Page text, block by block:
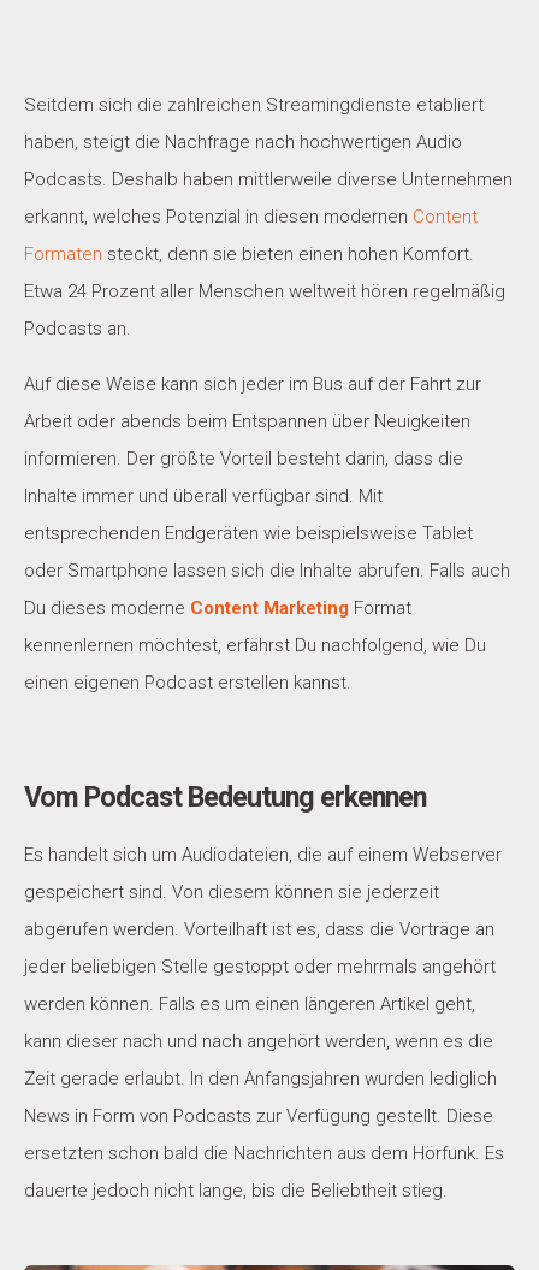
Seitdem sich die zahlreichen Streamingdienste etabliert
haben, steigt die Nachfrage nach hochwertigen Audio
Podcasts. Deshalb haben mittlerweile diverse Unternehmen
erkannt, welches Potenzial in diesen modernen Content
Formaten steckt, denn sie bieten einen hohen Komfort.
Etwa 24 Prozent aller Menschen weltweit hören regelmäßig
Podcasts an.
Auf diese Weise kann sich jeder im Bus auf der Fahrt zur
Arbeit oder abends beim Entspannen über Neuigkeiten
informieren. Der größte Vorteil besteht darin, dass die
Inhalte immer und überall verfügbar sind. Mit
entsprechenden Endgeräten wie beispielsweise Tablet
oder Smartphone lassen sich die Inhalte abrufen. Falls auch
Du dieses moderne Content Marketing Format
kennenlernen möchtest, erfährst Du nachfolgend, wie Du
einen eigenen Podcast erstellen kannst.
Vom Podcast Bedeutung erkennen
Es handelt sich um Audiodateien, die auf einem Webserver
gespeichert sind. Von diesem können sie jederzeit
abgerufen werden. Vorteilhaft ist es, dass die Vorträge an
jeder beliebigen Stelle gestoppt oder mehrmals angehört
werden können. Falls es um einen längeren Artikel geht,
kann dieser nach und nach angehört werden, wenn es die
Zeit gerade erlaubt. In den Anfangsjahren wurden lediglich
News in Form von Podcasts zur Verfügung gestellt. Diese
ersetzten schon bald die Nachrichten aus dem Hörfunk. Es
dauerte jedoch nicht lange, bis die Beliebtheit stieg.